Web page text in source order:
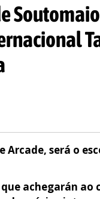
Arcade, será o
achegarán